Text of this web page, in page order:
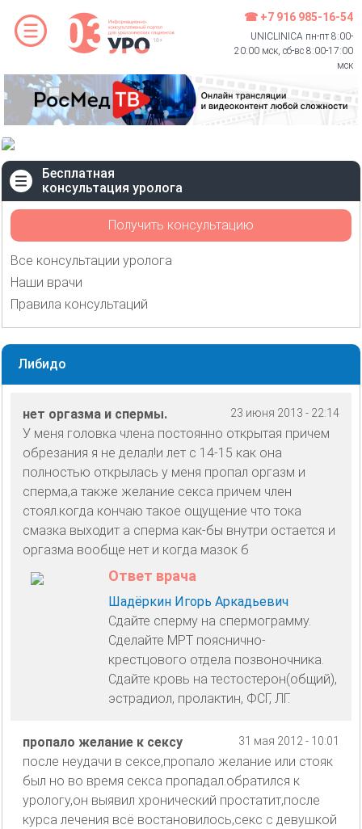
☎ +7 916 985-16-54
UNICLINICA пн-пт 8:00-
20:00 мск, сб-вс 8:00-17:00
мск
Бесплатная
консультация уролога
Получить консультацию
Все консультации уролога
Наши врачи
Правила консультаций
Либидо
23 июня 2013 - 22:14
нет оргазма и спермы.
У меня головка члена постоянно открытая причем
обрезания я не делал!и лет с 14-15 как она
полностью открылась у меня пропал оргазм и
сперма,а также желание секса причем член
стоял.когда кончаю такое ощущение что тока
смазка выходит а сперма как-бы внутри остается и
оргазма вообще нет и когда мазок б
Ответ врача
Шадёркин Игорь Аркадьевич
Сдайте сперму на спермограмму.
Сделайте МРТ пояснично-
крестцового отдела позвоночника.
Сдайте кровь на тестостерон(общий),
эстрадиол, пролактин, ФСГ, ЛГ.
31 мая 2012 - 10:01
пропало желание к сексу
после неудачи в сексе,пропало желание или стояк
был но во время секса пропадал.обратился к
урологу,он выявил хронический простатит,после
курса лечения всё востановилось,секс с девушкой